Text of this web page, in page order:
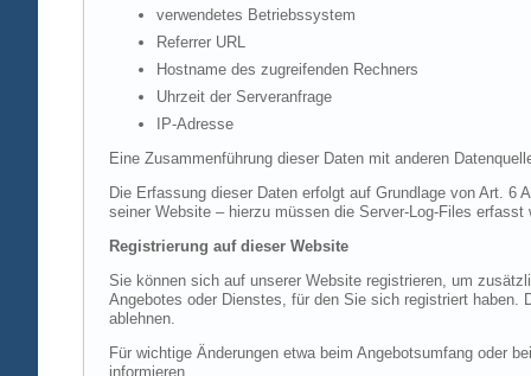
verwendetes Betriebssystem
Referrer URL
Hostname des zugreifenden Rechners
Uhrzeit der Serveranfrage
IP-Adresse
Eine Zusammenführung dieser Daten mit anderen
Die Erfassung dieser Daten erfolgt auf Grundlage von Art.
seiner Website – hierzu müssen die Server-Log-Files erfasst
Registrierung auf dieser Website
Sie können sich auf unserer Website registrieren, um
Angebotes oder Dienstes, für den Sie sich registriert haben.
ablehnen.
Für wichtige Änderungen etwa beim Angebotsumfang oder
informieren.